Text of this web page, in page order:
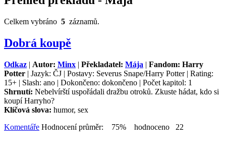
Celkem vybráno 5 záznamů.
Dobrá koupě
Odkaz | Autor: Minx | Překladatel: Mája | Fandom: Harry
Potter | Jazyk: ČJ | Postavy: Severus Snape/Harry Potter | Rating:
15+ | Slash: ano | Dokončeno: dokončeno | Počet kapitol: 1
Shrnutí: Nebelvírští uspořádali dražbu otroků. Zkuste hádat, kdo si
koupí Harryho?
Klíčová slova: humor, sex
Komentáře Hodnocení průměr: 75% hodnoceno 22